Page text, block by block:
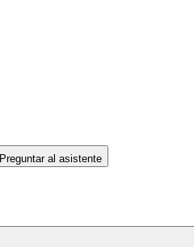
Preguntar al asistente